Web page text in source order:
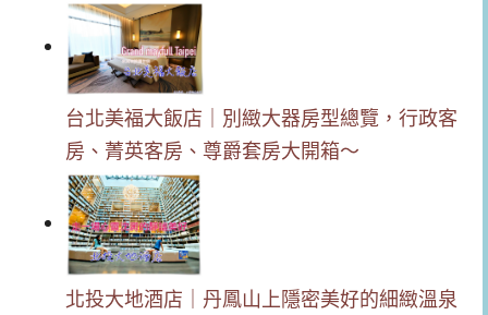
台北美福大飯店｜別緻大器房型總覽，行政客
房、菁英客房、尊爵套房大開箱～
北投大地酒店｜丹鳳山上隱密美好的細緻溫泉